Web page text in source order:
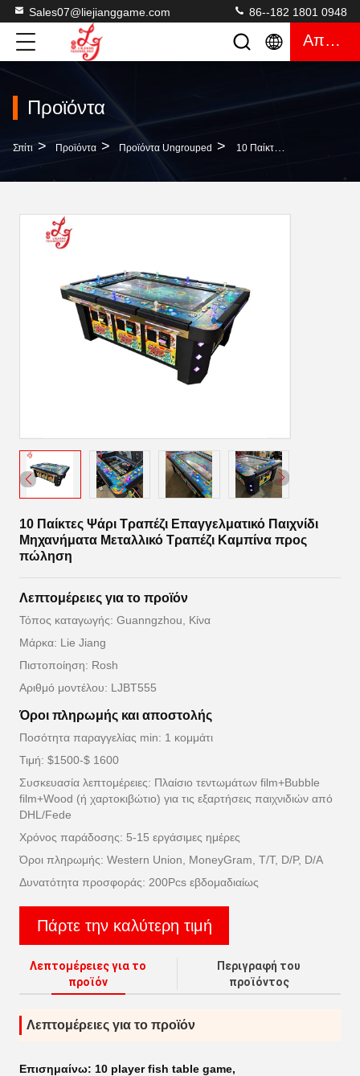
Sales07@liejianggame.com 86--182 1801 0948
Απόσπασμα
Προϊόντα
Σπίτι > Προϊόντα > Προϊόντα Ungrouped > 10 Παίκτες Ψάρι Τραπέζι Επαγγελματικό Παιχνίδι Μηχανήματα Μεταλλικό Τραπέζι Καμπίνα Προς Πώληση
10 Παίκτες Ψάρι Τραπέζι Επαγγελματικό Παιχνίδι
Μηχανήματα Μεταλλικό Τραπέζι Καμπίνα προς
πώληση
Λεπτομέρειες για το προϊόν
Τόπος καταγωγής: Guanngzhou, Κίνα
Μάρκα: Lie Jiang
Πιστοποίηση: Rosh
Αριθμό μοντέλου: LJBT555
Όροι πληρωμής και αποστολής
Ποσότητα παραγγελίας min: 1 κομμάτι
Τιμή: $1500-$ 1600
Συσκευασία λεπτομέρειες: Πλαίσιο τεντωμάτων film+Bubble
film+Wood (ή χαρτοκιβώτιο) για τις εξαρτήσεις παιχνιδιών από
DHL/Fede
Χρόνος παράδοσης: 5-15 εργάσιμες ημέρες
Όροι πληρωμής: Western Union, MoneyGram, T/T, D/P, D/A
Δυνατότητα προσφοράς: 200Pcs εβδομαδιαίως
Πάρτε την καλύτερη τιμή
Λεπτομέρειες για το
προϊόν
Περιγραφή του
προϊόντος
Λεπτομέρειες για το προϊόν
Επισημαίνω: 10 player fish table game,